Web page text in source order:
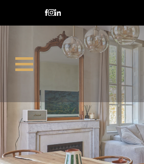
occupation temporaire